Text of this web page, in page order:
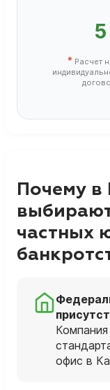
* Расчет
Почему в
частных
офис в